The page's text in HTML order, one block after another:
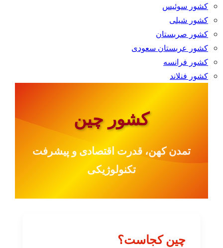
کشور سوئیس
کشور شیلی
کشور صربستان
کشور عربستان سعودی
کشور فرانسه
کشور فنلاند
کشور چین
تمدن کهن، قدرت اقتصادی و پیشرفت
تکنولوژیکی
چین کجاست؟